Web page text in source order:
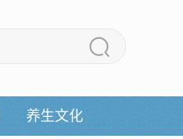
养生文化